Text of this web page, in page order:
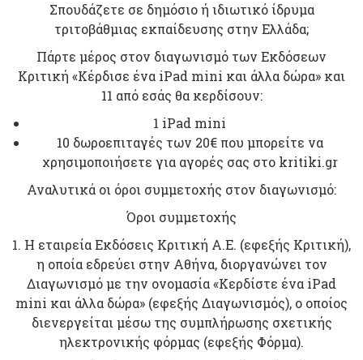
Σπουδάζετε σε δημόσιο ή ιδιωτικό ίδρυμα
τριτοβάθμιας εκπαίδευσης στην Ελλάδα;
Πάρτε μέρος στον διαγωνισμό των Εκδόσεων
Κριτική «Κέρδισε ένα iPad mini και άλλα δώρα» και
11 από εσάς θα κερδίσουν:
1 iPad mini
10 δωροεπιταγές των 20€ που μπορείτε να
χρησιμοποιήσετε για αγορές σας στο kritiki.gr
Αναλυτικά οι όροι συμμετοχής στον διαγωνισμό:
Όροι συμμετοχής
1. H εταιρεία Εκδόσεις Κριτική Α.Ε. (εφεξής Κριτική),
η οποία εδρεύει στην Αθήνα, διοργανώνει τον
Διαγωνισμό με την ονομασία «Κερδίστε ένα iPad
mini και άλλα δώρα» (εφεξής Διαγωνισμός), ο οποίος
διενεργείται μέσω της συμπλήρωσης σχετικής
ηλεκτρονικής φόρμας (εφεξής Φόρμα).